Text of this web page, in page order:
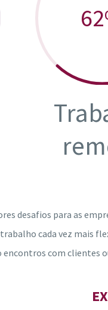
62
desafios para as
cada vez mais
com clientes